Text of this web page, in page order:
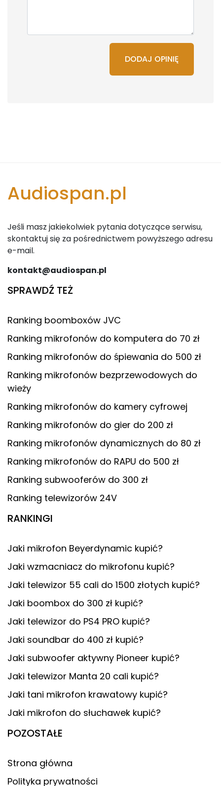
DODAJ OPINIĘ
Audiospan.pl
Jeśli masz jakiekolwiek pytania dotyczące serwisu,
skontaktuj się za pośrednictwem powyższego adresu
e-mail.
kontakt@audiospan.pl
SPRAWDŹ TEŻ
Ranking boomboxów JVC
Ranking mikrofonów do komputera do 70 zł
Ranking mikrofonów do śpiewania do 500 zł
Ranking mikrofonów bezprzewodowych do
wieży
Ranking mikrofonów do kamery cyfrowej
Ranking mikrofonów do gier do 200 zł
Ranking mikrofonów dynamicznych do 80 zł
Ranking mikrofonów do RAPU do 500 zł
Ranking subwooferów do 300 zł
Ranking telewizorów 24V
RANKINGI
Jaki mikrofon Beyerdynamic kupić?
Jaki wzmacniacz do mikrofonu kupić?
Jaki telewizor 55 cali do 1500 złotych kupić?
Jaki boombox do 300 zł kupić?
Jaki telewizor do PS4 PRO kupić?
Jaki soundbar do 400 zł kupić?
Jaki subwoofer aktywny Pioneer kupić?
Jaki telewizor Manta 20 cali kupić?
Jaki tani mikrofon krawatowy kupić?
Jaki mikrofon do słuchawek kupić?
POZOSTAŁE
Strona główna
Polityka prywatności